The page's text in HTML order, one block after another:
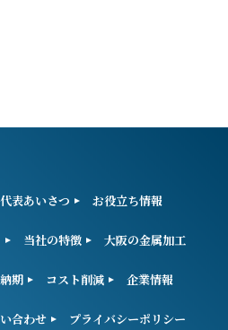
代表あいさつ お役立ち情報
当社の特徴 大阪の金属加工
期 コスト削減 企業情報
合わせ プライバシーポリシー